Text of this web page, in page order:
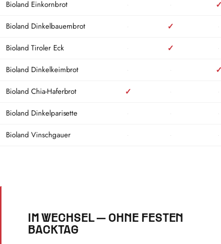
Bioland Einkornbrot · ·
Bioland Dinkelbauernbrot · ✓
·
Bioland Tiroler Eck
· ✓
·
Bioland Dinkelkeimbrot
· ·
Bioland Chia-Haferbrot ✓ ·
·
Bioland Dinkelparisette
· ·
·
Bioland Vinschgauer
· · ·
IM WECHSEL — OHNE FESTEN
BACKTAG